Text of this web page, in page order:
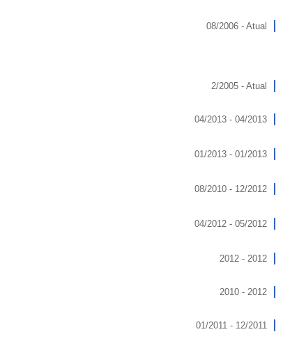
08/2006 - Atual
2/2005 - Atual
04/2013 - 04/2013
01/2013 - 01/2013
08/2010 - 12/2012
04/2012 - 05/2012
2012 - 2012
2010 - 2012
01/2011 - 12/2011